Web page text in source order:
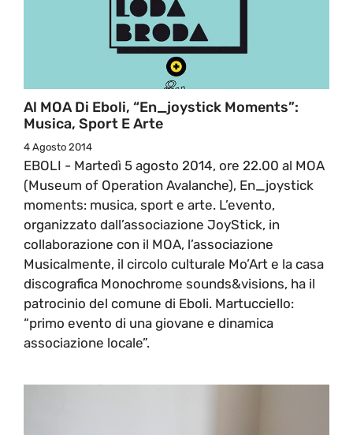
Al MOA Di Eboli, “En_joystick Moments”:
Musica, Sport E Arte
4 Agosto 2014
EBOLI - Martedì 5 agosto 2014, ore 22.00 al MOA
(Museum of Operation Avalanche), En_joystick
moments: musica, sport e arte. L’evento,
organizzato dall’associazione JoyStick, in
collaborazione con il MOA, l’associazione
Musicalmente, il circolo culturale Mo’Art e la casa
discografica Monochrome sounds&visions, ha il
patrocinio del comune di Eboli. Martucciello:
“primo evento di una giovane e dinamica
associazione locale”.